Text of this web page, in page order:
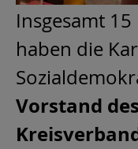
Insgesamt
haben die
Vorstand